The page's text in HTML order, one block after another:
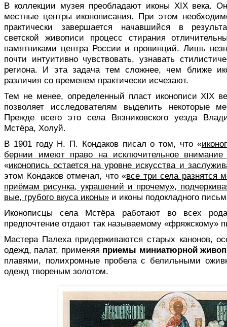
В коллекции музея преобладают иконы XIX века.
местные центры иконописания. При этом
практически завершается начавшийся в
светской живописи процесс стирания
памятниками центра России и провинций. Лишь
почти интуитивно чувствовать, узнавать
региона. И эта задача тем сложнее, чем ближе
различия со временем практически исче­зают.
Тем не менее, определенный пласт иконописи XIX
позволяет исследователям выделить некоторые
Прежде всего это села Вязниковского уезда
Мстёра, Холуй.
В 1901 году Н. П. Кондаков писал о том, что «
бернии имеют право на исключительное внимание
«иконопись остается на уровне искусства и
этом Кондаков отмечал, что «все три села разнятся
приёмам рисунка, украшений и прочему»,
вые, грубого вкуса иконы» и иконы подокладного
Иконописцы села Мстёра работают во всех
предпочтение отдают так называемому «фряжскому»
Мастера Палеха придерживаются ста­рых канонов,
одежд, палат, применяя приемы миниатюрной
плавями, полихромные пробела с белильными
одежд твореным золотом.